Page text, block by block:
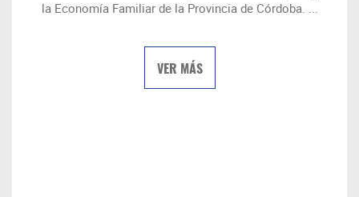
la Economía Familiar de la Provincia de Córdoba. ...
VER MÁS